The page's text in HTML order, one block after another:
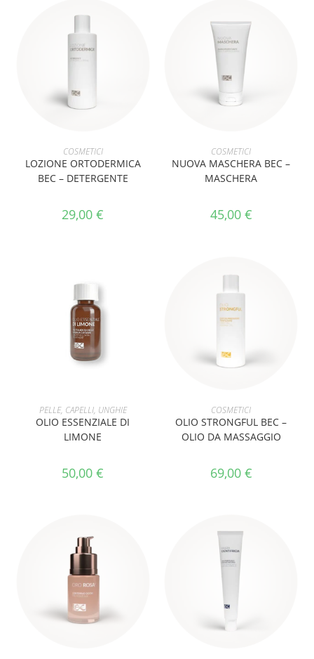
AGGIUNGI AL CARRELLO
COSMETICI
LOZIONE ORTODERMICA
BEC – DETERGENTE
29,00€
AGGIUNGI AL CARRELLO
COSMETICI
NUOVA MASCHERA BEC –
MASCHERA
45,00 €
AGGIUNGI AL CARRELLO
PELLE, CAPELLI, UNGHIE
OLIO ESSENZIALE DI
LIMONE
50,00€
AGGIUNGI AL CARRELLO
COSMETICI
OLIO STRONGFUL BEC –
OLIO DA MASSAGGIO
69,00 €